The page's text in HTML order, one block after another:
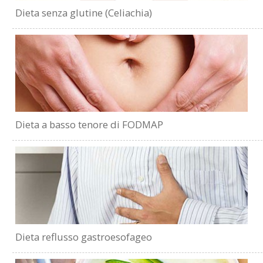
Dieta senza glutine (Celiachia)
Dieta a basso tenore di FODMAP
Dieta reflusso gastroesofageo